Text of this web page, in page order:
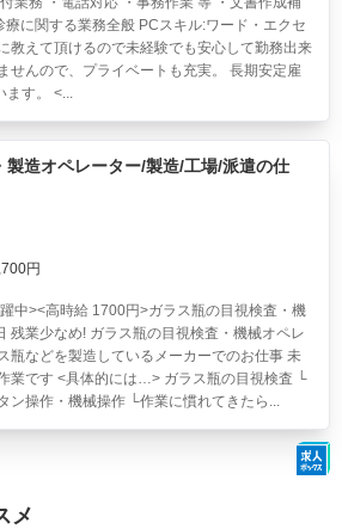
に関する業務全般 PCスキル:ワード・エクセ
教えて頂けるので未経験でも安心して勤務出来
せんので、プライベートも充実。 長期安定雇
ます。 <...
製造オペレーター/製造/工場/派遣の仕
円
中><高時給 1700円>ガラス瓶の目視検査・機
残業少なめ!ガラス瓶の目視検査・機械オペレ
瓶などを製造しているメーカーでのお仕事 未
業です <具体的には…> ガラス瓶の目視検査 └
ン操作・機械操作 └作業に慣れてきたら...
メ